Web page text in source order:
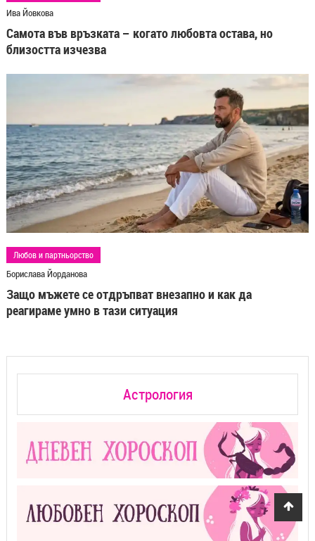
Ива Йовкова
Самота във връзката – когато любовта остава, но
близостта изчезва
Любов и партньорство
Борислава Йорданова
Защо мъжете се отдръпват внезапно и как да
реагираме умно в тази ситуация
Астрология